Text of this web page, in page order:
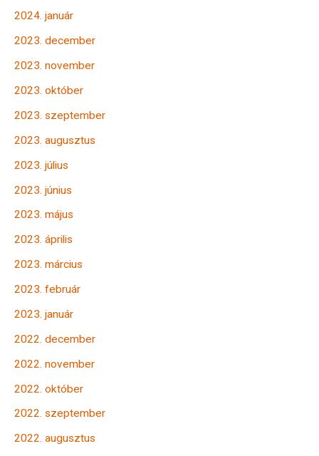
2024. január
2023. december
2023. november
2023. október
2023. szeptember
2023. augusztus
2023. július
2023. június
2023. május
2023. április
2023. március
2023. február
2023. január
2022. december
2022. november
2022. október
2022. szeptember
2022. augusztus